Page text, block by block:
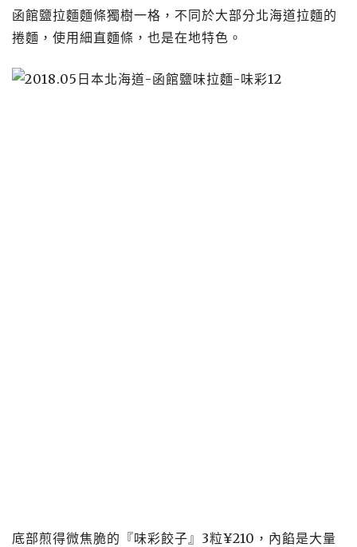
函館鹽拉麵麵條獨樹一格，不同於大部分北海道拉麵的
捲麵，使用細直麵條，也是在地特色。
底部煎得微焦脆的『味彩餃子』3粒¥210，內餡是大量